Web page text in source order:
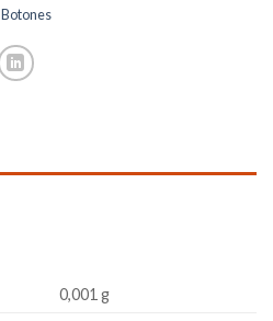
Botones
0,001 g